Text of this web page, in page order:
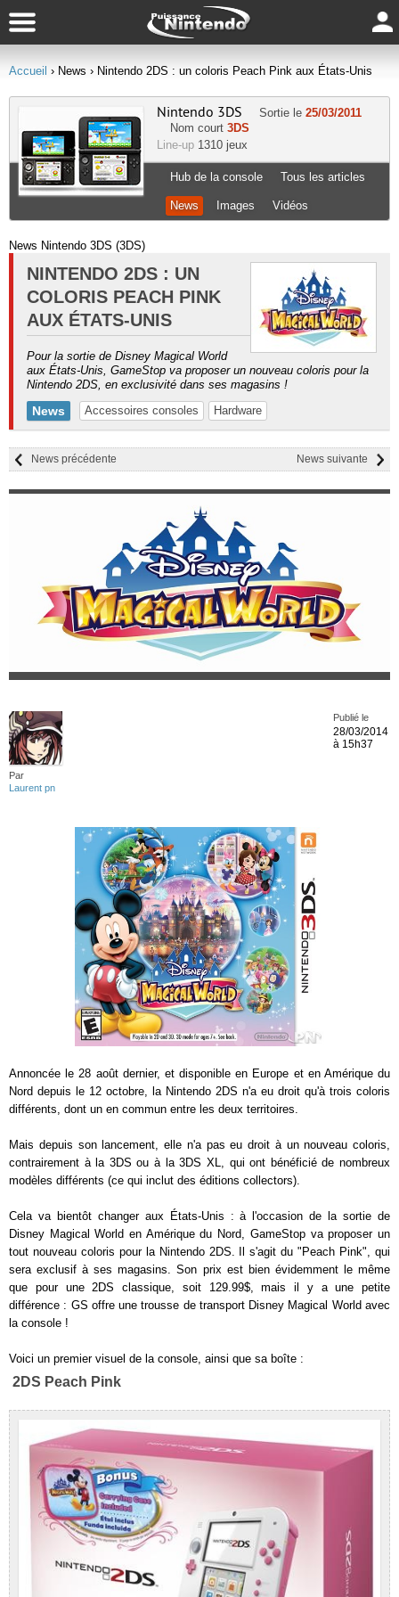
Accueil › News › Nintendo 2DS : un coloris Peach Pink aux États-Unis
Nintendo 3DS Sortie le 25/03/2011
Nom court 3DS
Line-up 1310 jeux
Hub de la console Tous les articles
News Images Vidéos
News Nintendo 3DS (3DS)
NINTENDO 2DS : UN
COLORIS PEACH PINK
AUX ÉTATS-UNIS
Pour la sortie de Disney Magical World
aux États-Unis, GameStop va proposer un nouveau coloris pour la
Nintendo 2DS, en exclusivité dans ses magasins !
News Accessoires consoles Hardware
News suivante
News précédente
Par
Laurent pn
Publié le
28/03/2014
à 15h37
Annoncée le 28 août dernier, et disponible en Europe et en Amérique du
Nord depuis le 12 octobre, la Nintendo 2DS n'a eu droit qu'à trois coloris
différents, dont un en commun entre les deux territoires.
Mais depuis son lancement, elle n'a pas eu droit à un nouveau coloris,
contrairement à la 3DS ou à la 3DS XL, qui ont bénéficié de nombreux
modèles différents (ce qui inclut des éditions collectors).
Cela va bientôt changer aux États-Unis : à l'occasion de la sortie de
Disney Magical World en Amérique du Nord, GameStop va proposer un
tout nouveau coloris pour la Nintendo 2DS. Il s'agit du "Peach Pink", qui
sera exclusif à ses magasins. Son prix est bien évidemment le même
que pour une 2DS classique, soit 129.99$, mais il y a une petite
différence : GS offre une trousse de transport Disney Magical World avec
la console !
Voici un premier visuel de la console, ainsi que sa boîte :
2DS Peach Pink